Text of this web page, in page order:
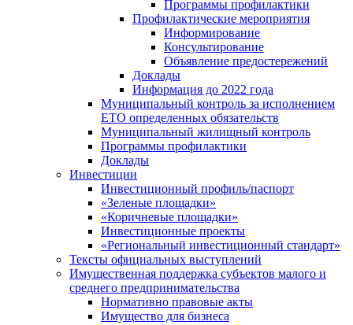
Программы профилактики
Профилактические мероприятия
Информирование
Консультирование
Объявление предостережений
Доклады
Информация до 2022 года
Муниципальный контроль за исполнением
ЕТО определенных обязательств
Муниципальный жилищный контроль
Программы профилактики
Доклады
Инвестиции
Инвестиционный профиль/паспорт
«Зеленые площадки»
«Коричневые площадки»
Инвестиционные проекты
«Региональный инвестиционный стандарт»
Тексты официальных выступлений
Имущественная поддержка субъектов малого и
среднего предпринимательства
Нормативно правовые акты
Имущество для бизнеса